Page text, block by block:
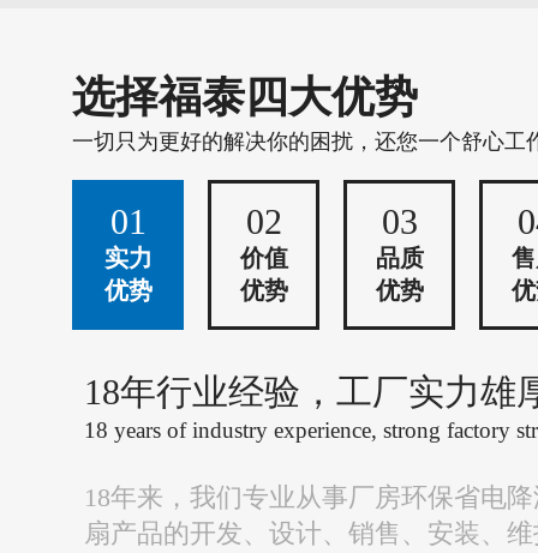
选择福泰四大优势
一切只为更好的解决你的困扰，还您一个舒心工
01
实力
优势
02
价值
优势
03
品质
优势
18年行业经验，工厂实力雄
18 years of industry experience, strong factory
18年来，我们专业从事厂房环保省电
扇产品的开发、设计、销售、安装、